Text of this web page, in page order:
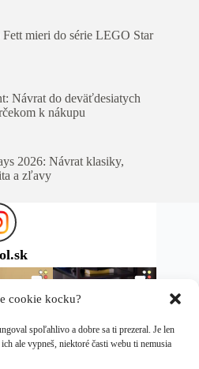
cookie kocku?
spoľahlivo a dobre sa ti prezeral. Je len
ale vypneš, niektoré časti webu ti nemusia
mieri do série LEGO Star
Návrat do deväťdesiatych
k nákupu
2026: Návrat klasiky,
a zľavy